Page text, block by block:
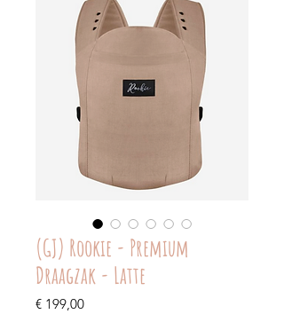
(GJ) Rookie - Premium
Draagzak - Latte
€ 199,00Prijs